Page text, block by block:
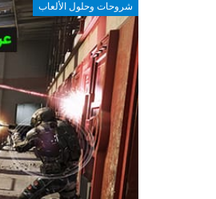
شروحات وحلول الألعاب